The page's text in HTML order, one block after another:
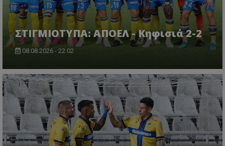
ΣΤΙΓΜΙΟΤΥΠΑ: ΑΠΟΕΛ - Κηφισιά 2-2
08.08.2026 - 22:02